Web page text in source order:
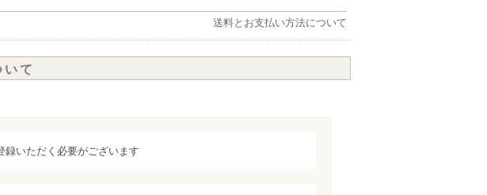
送料とお支払い方法について
て
録いただく必要がございます